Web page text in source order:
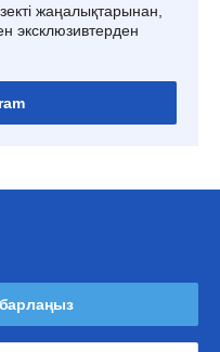
жаңалықтарынан,
эксклюзивтерден